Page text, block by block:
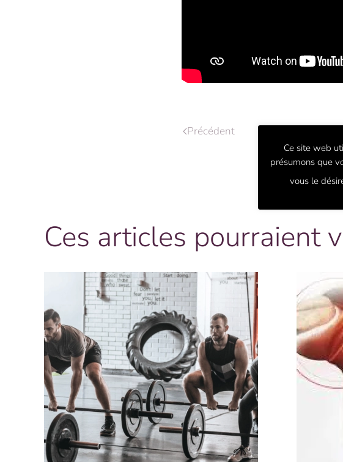
Précédent
Ces articles pourraient
Ce site web
présumons que
vous le